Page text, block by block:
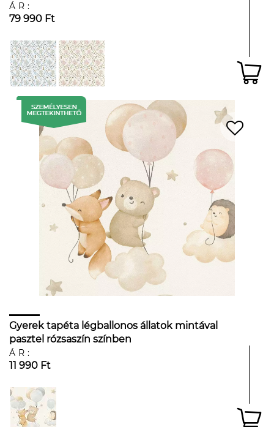
ÁR:
79 990 Ft
Gyerek tapéta légballonos állatok mintával
pasztel rózsaszín színben
ÁR:
11 990 Ft